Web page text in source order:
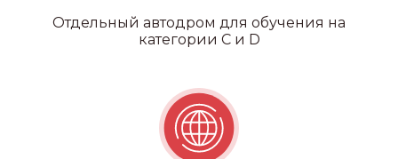
Отдельный автодром для обучения на
категории C и D
ФИЛИАЛАХ
Наши
преимущества